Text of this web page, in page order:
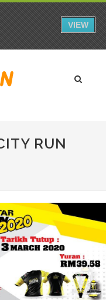
RUN
VIEW